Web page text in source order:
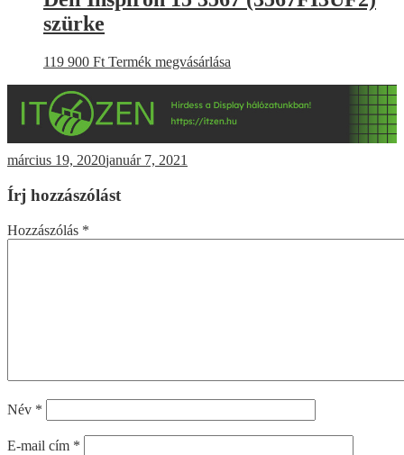
szürke
119 900 Ft Termék megvásárlása
március 19, 2020január 7, 2021
Írj hozzászólást
Hozzászólás *
Név *
E-mail cím *